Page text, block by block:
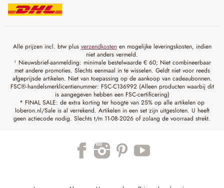
Alle prijzen incl. btw plus verzendkostenen mogelijke leveringskosten, indien
niet anders vermeld.
¹ Nieuwsbrief-aanmelding: minimale bestelwaarde € 60; Niet combineerbaar
met andere promoties. Slechts eenmaal in te wisselen. Geldt niet voor reeds
afgeprijsde artikelen. Niet van toepassing op de aankoop van cadeaubonnen.
FSC®-handelsmerklicentienummer: FSC-C136992 (Alleen producten waarbij dit
is aangegeven hebben een FSC-certificering)
* FINAL SALE: de extra korting ter hoogte van 25% op alle artikelen op
loberon.nl/Sale is al verrekend. Artikelen in een set zijn uitgesloten. U heeft
geen actiecode nodig. Slechts t/m 11-08-2026 of zolang de voorraad strekt.